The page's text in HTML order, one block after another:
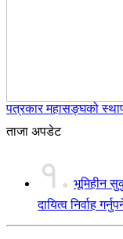
पत्रकार महासङ्घको
ताजा अपडेट
१. भूमिहीन
दायित्व निर्वाह